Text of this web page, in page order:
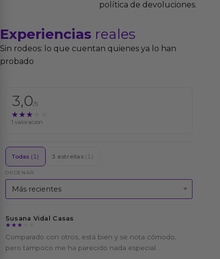
política de devoluciones.
Experiencias reales
Sin rodeos: lo que cuentan quienes ya lo han
probado
3,0/5
★★★★★
★★★★★
1 valoración
Todas (1) 3 estrellas (1)
ORDENAR
Susana Vidal Casas
★★★★★
★★★★★
Comparado con otros, está bien y se nota cómodo,
pero tampoco me ha parecido nada especial.